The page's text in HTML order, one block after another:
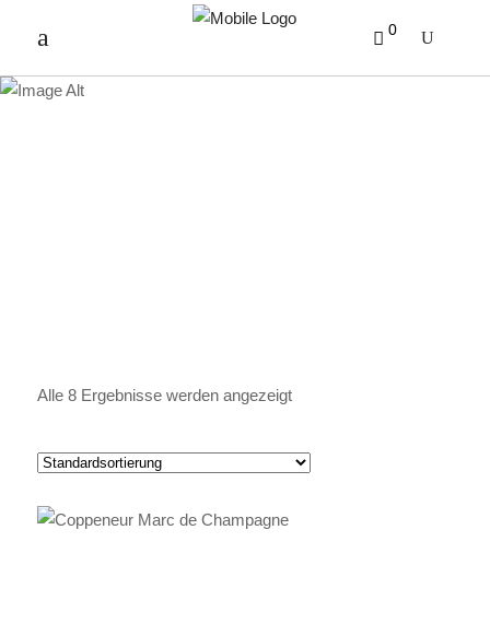
0
Alle 8 Ergebnisse werden angezeigt